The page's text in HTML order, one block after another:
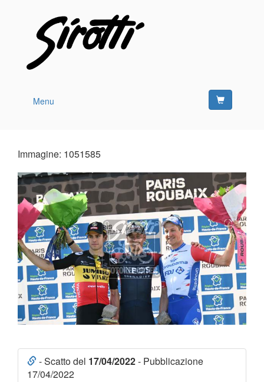
Menu
Immagine: 1051585
- Scatto del 17/04/2022- Pubblicazione
17/04/2022